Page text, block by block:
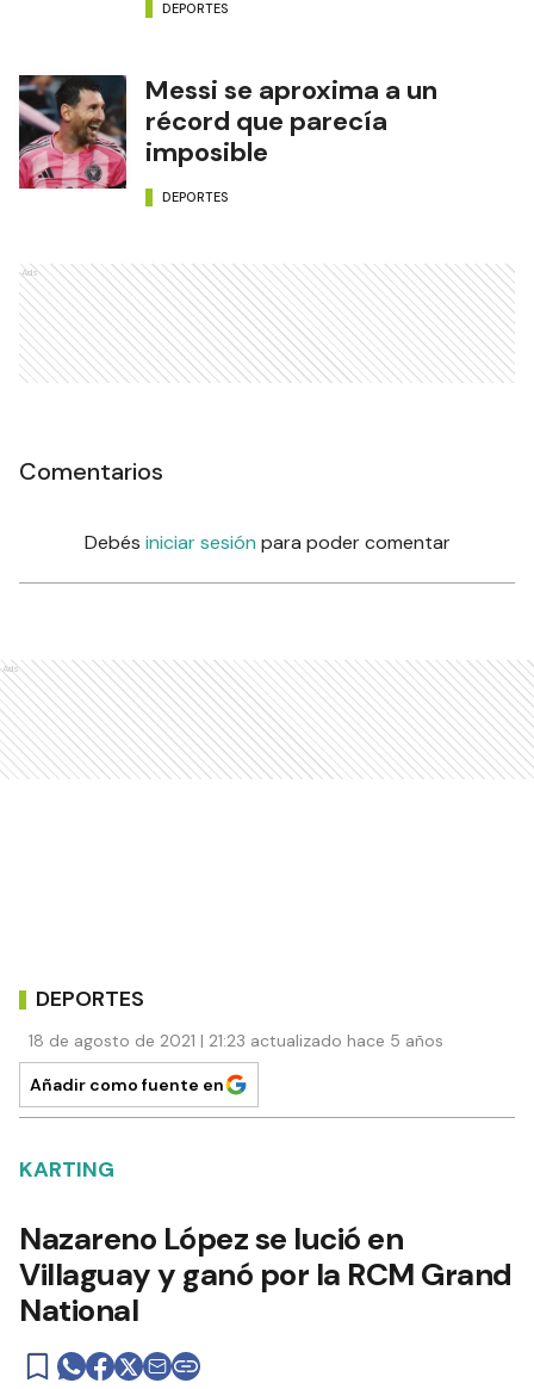
DEPORTES
Messi se aproxima a un
récord que parecía
imposible
DEPORTES
Ads
Comentarios
Debés iniciar sesión para poder comentar
Ads
DEPORTES
18 de agosto de 2021 | 21:23 actualizado hace 5 años
Añadir como fuente en
KARTING
Nazareno López se lució en
Villaguay y ganó por la RCM Grand
National